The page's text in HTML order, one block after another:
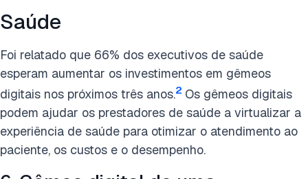
Saúde
Foi relatado que 66% dos executivos de saúde
esperam aumentar os investimentos em gêmeos
digitais nos próximos três anos.2 Os gêmeos digitais
podem ajudar os prestadores de saúde a virtualizar a
experiência de saúde para otimizar o atendimento ao
paciente, os custos e o desempenho.